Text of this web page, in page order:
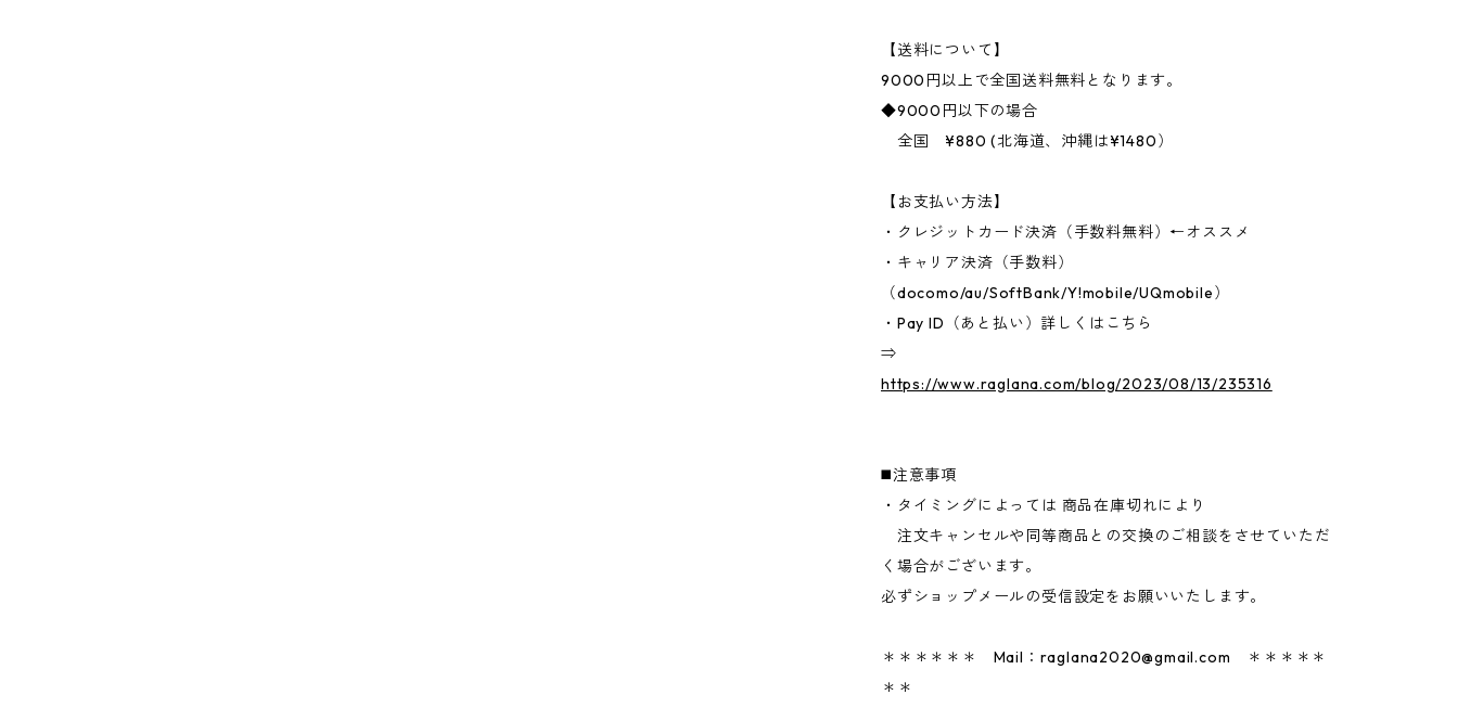
【送料について】
9000円以上で全国送料無料となります。
◆9000円以下の場合
全国 ¥880 (北海道、沖縄は¥1480）
【お支払い方法】
・クレジットカード決済（手数料無料）←オススメ
・キャリア決済（手数料）
（docomo/au/SoftBank/Y!mobile/UQmobile）
・Pay ID（あと払い）詳しくはこちら
⇒
https://www.raglana.com/blog/2023/08/13/235316
◼️注意事項
・タイミングによっては 商品在庫切れにより
注文キャンセルや同等商品との交換のご相談をさせていただ
く場合がございます。
必ずショップメールの受信設定をお願いいたします。
＊＊＊＊＊＊ Mail： raglana2020@gmail.com ＊＊＊＊＊
＊＊